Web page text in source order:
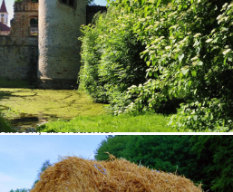
sehr ruhige
mit großen
überdachter
Waldnähe, sep.
Tiere,